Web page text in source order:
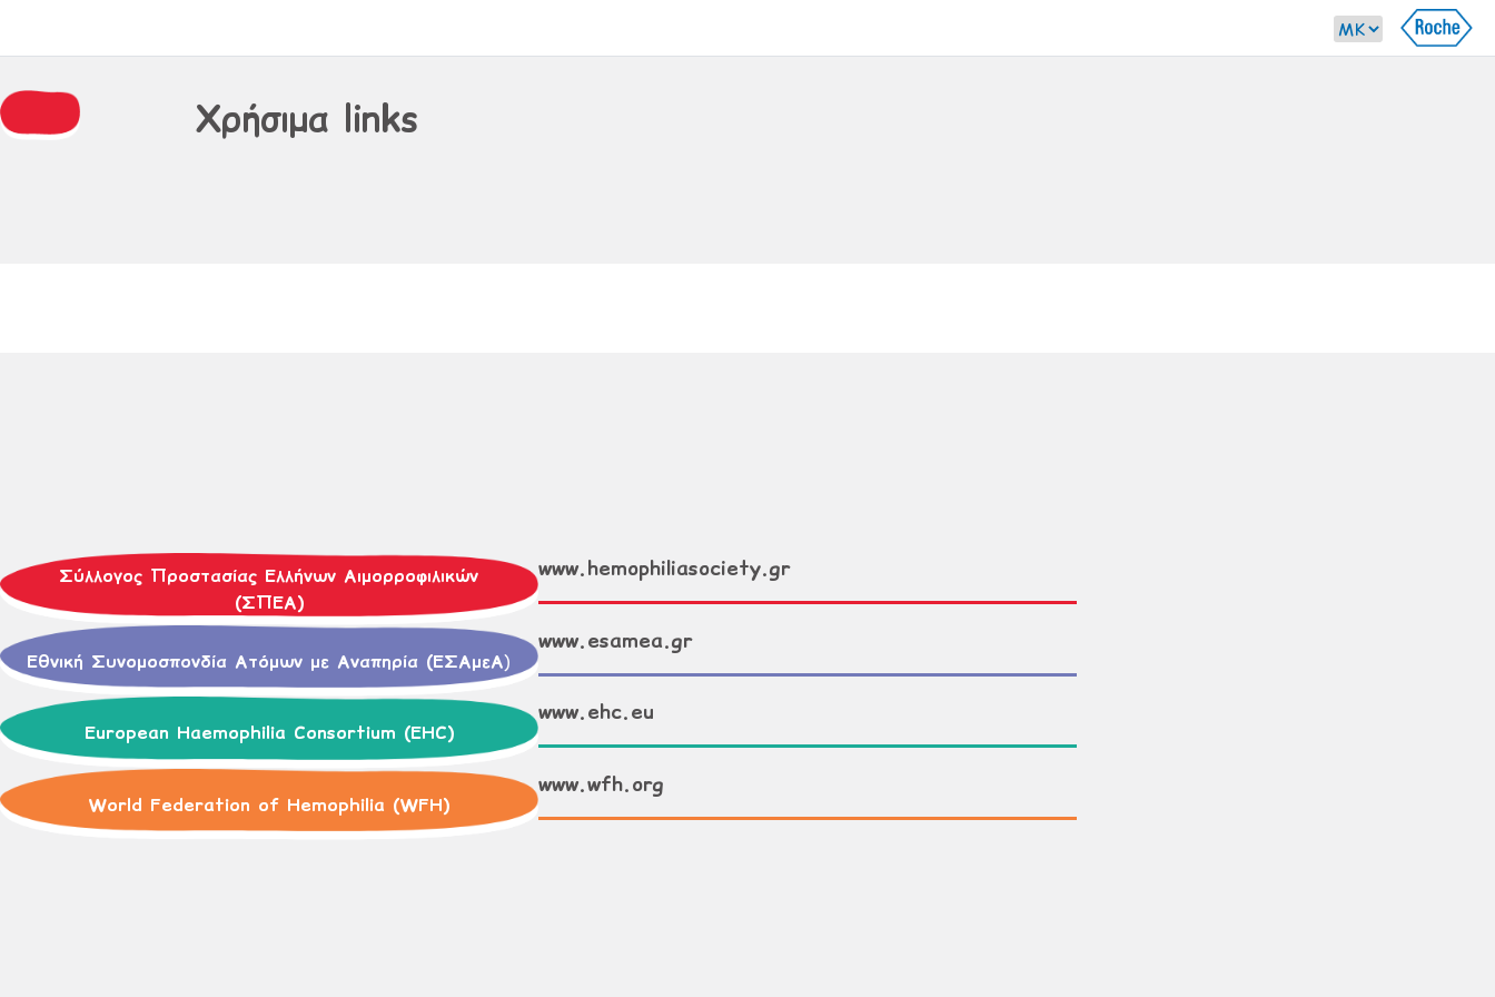
Χρήσιμα links
Σύλλογος Προστασίας Ελλήνων Αιμορροφιλικών
(ΣΠΕΑ)
www.hemophiliasociety.gr
Εθνική Συνομοσπονδία Ατόμων με Αναπηρία (ΕΣΑμεΑ)
www.esamea.gr
European Haemophilia Consortium (EHC)
www.ehc.eu
World Federation of Hemophilia (WFH)
www.wfh.org